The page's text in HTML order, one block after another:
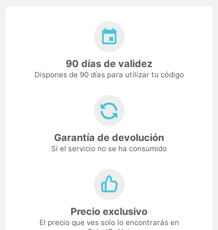
90 días de validez
Dispones de 90 días para utilizar tu código
Garantía de devolución
Si el servicio no se ha consumido
Precio exclusivo
El precio que ves solo lo encontrarás en